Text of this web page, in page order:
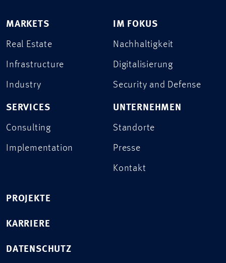
MARKETS
Real Estate
Infrastructure
Industry
SERVICES
Consulting
Implementation
IM FOKUS
Nachhaltigkeit
Digitalisierung
Security and Defense
UNTERNEHMEN
Standorte
Presse
Kontakt
PROJEKTE
KARRIERE
DATENSCHUTZ